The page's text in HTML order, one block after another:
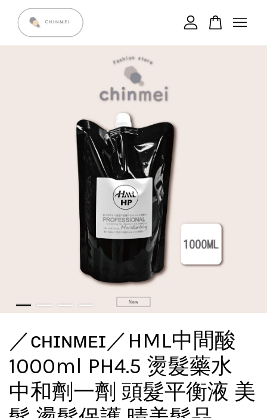
／ᴄʜɪɴᴍᴇɪ／HML中間酸
1000ml PH4.5 燙髮藥水
中和劑一劑 頭髮平衡液 美
您的購物車目前還是空的。
繼續購物